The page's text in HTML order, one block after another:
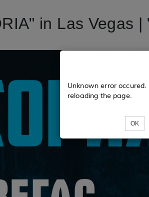
in Las
Unknown error
reloading the page.
OK